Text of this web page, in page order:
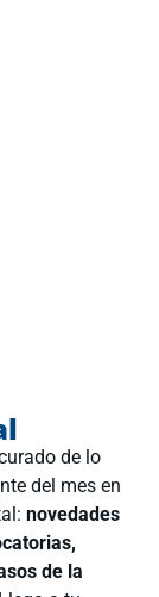
de lo
del mes en
novedades
de la